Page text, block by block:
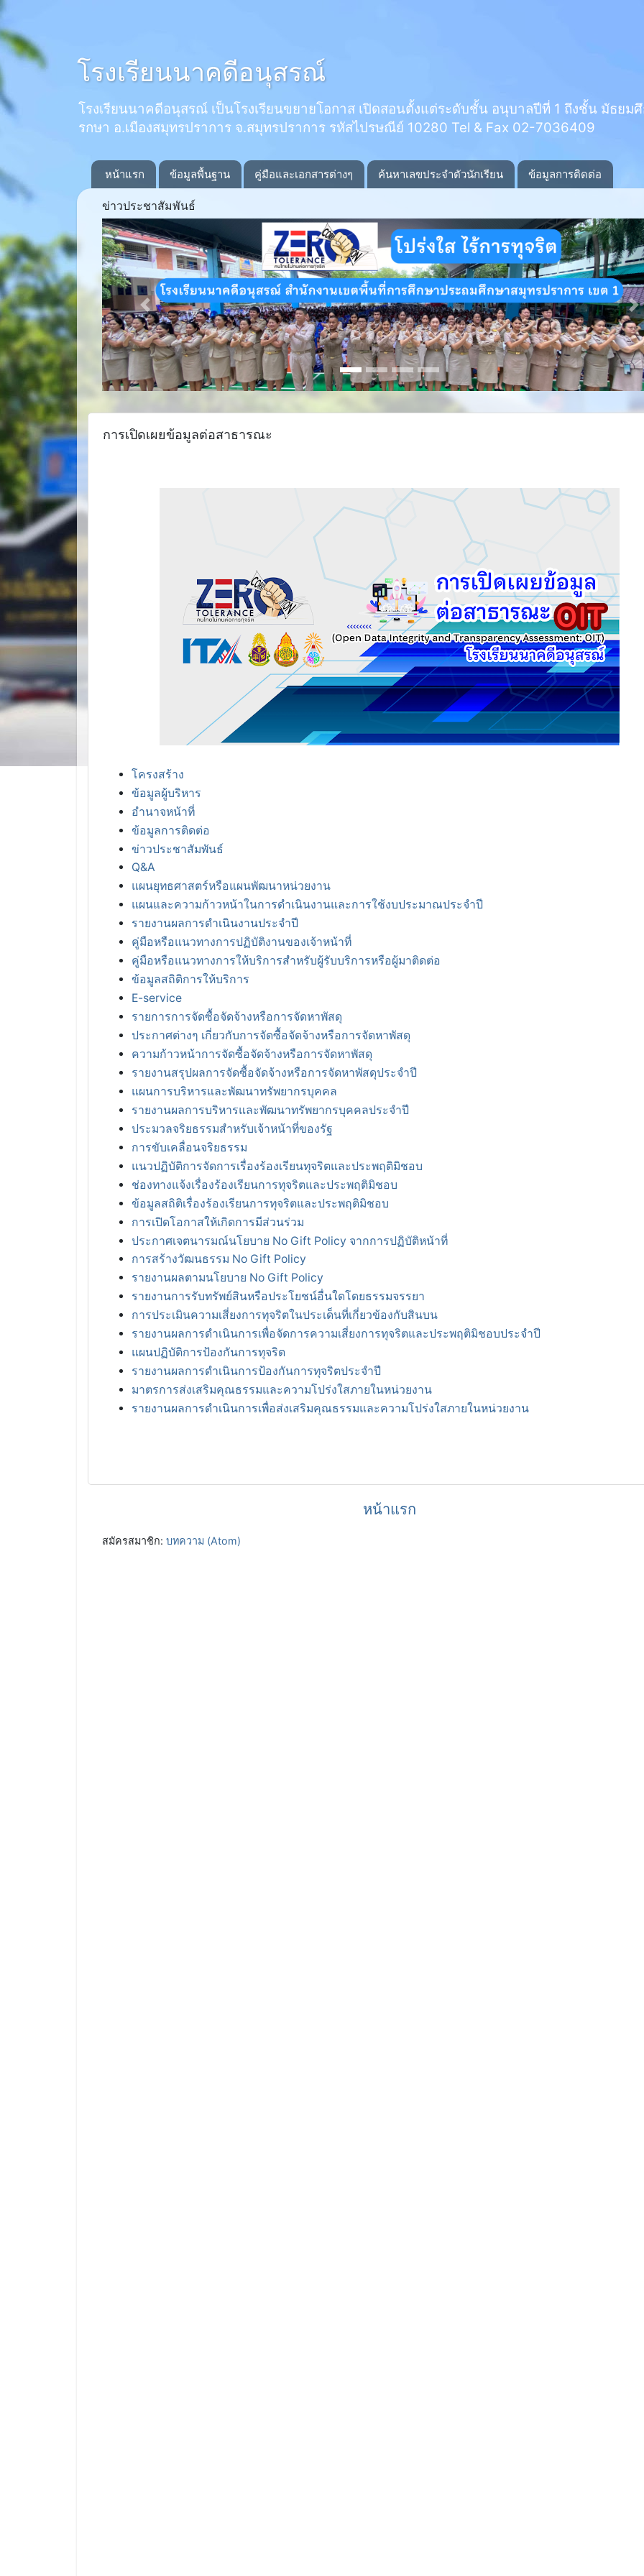
โรงเรียนนาคดีอนุสรณ์
โรงเรียนนาคดีอนุสรณ์ เป็นโรงเรียนขยายโอกาส เปิดสอนตั้งแต่ระดับชั้น อนุบาลปีที่ 1 ถึงชั้น มัธยม
รกษา อ.เมืองสมุทรปราการ จ.สมุทรปราการ รหัสไปรษณีย์ 10280 Tel & Fax 02-7036409
หน้าแรก ข้อมูลพื้นฐาน คู่มือและเอกสารต่างๆ ค้นหาเลขประจำตัวนักเรียน ข้อมูลการติดต่อ
ข่าวประชาสัมพันธ์
Previous
การเปิดเผยข้อมูลต่อสาธารณะ
โครงสร้าง
ข้อมูลผู้บริหาร
อำนาจหน้าที่
ข้อมูลการติดต่อ
ข่าวประชาสัมพันธ์
Q&A
แผนยุทธศาสตร์หรือแผนพัฒนาหน่วยงาน
แผนและความก้าวหน้าในการดำเนินงานและการใช้งบประมาณประจำปี
รายงานผลการดำเนินงานประจำปี
คู่มือหรือแนวทางการปฏิบัติงานของเจ้าหน้าที่
คู่มือหรือแนวทางการให้บริการสำหรับผู้รับบริการหรือผู้มาติดต่อ
ข้อมูลสถิติการให้บริการ
E-service
รายการการจัดซื้อจัดจ้างหรือการจัดหาพัสดุ
ประกาศต่างๆ เกี่ยวกับการจัดซื้อจัดจ้างหรือการจัดหาพัสดุ
ความก้าวหน้าการจัดซื้อจัดจ้างหรือการจัดหาพัสดุ
รายงานสรุปผลการจัดซื้อจัดจ้างหรือการจัดหาพัสดุประจำปี
แผนการบริหารและพัฒนาทรัพยากรบุคคล
รายงานผลการบริหารและพัฒนาทรัพยากรบุคคลประจำปี
ประมวลจริยธรรมสำหรับเจ้าหน้าที่ของรัฐ
การขับเคลื่อนจริยธรรม
แนวปฏิบัติการจัดการเรื่องร้องเรียนทุจริตและประพฤติมิชอบ
ช่องทางแจ้งเรื่องร้องเรียนการทุจริตและประพฤติมิชอบ
ข้อมูลสถิติเรื่องร้องเรียนการทุจริตและประพฤติมิชอบ
การเปิดโอกาสให้เกิดการมีส่วนร่วม
ประกาศเจตนารมณ์นโยบาย No Gift Policy จากการปฏิบัติหน้าที่
การสร้างวัฒนธรรม No Gift Policy
รายงานผลตามนโยบาย No Gift Policy
รายงานการรับทรัพย์สินหรือประโยชน์อื่นใดโดยธรรมจรรยา
การประเมินความเสี่ยงการทุจริตในประเด็นที่เกี่ยวข้องกับสินบน
รายงานผลการดำเนินการเพื่อจัดการความเสี่ยงการทุจริตและประพฤติมิชอบประจำปี
แผนปฏิบัติการป้องกันการทุจริต
รายงานผลการดำเนินการป้องกันการทุจริตประจำปี
มาตรการส่งเสริมคุณธรรมและความโปร่งใสภายในหน่วยงาน
รายงานผลการดำเนินการเพื่อส่งเสริมคุณธรรมและความโปร่งใสภายในหน่วยงาน
หน้าแรก
สมัครสมาชิก: บทความ (Atom)